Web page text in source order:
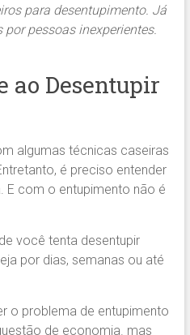
para desentupimento. Já
pessoas inexperientes.
ao Desentupir
algumas técnicas caseiras
é preciso entender
E com o entupimento não é
você tenta desentupir
por dias, semanas ou até
o problema de entupimento
de economia. mas